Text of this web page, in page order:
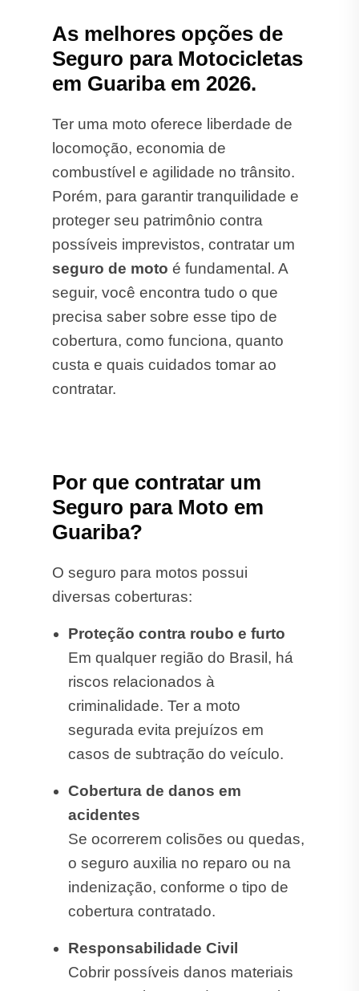
As melhores opções de
Seguro para Motocicletas
em Guariba em 2026.
Ter uma moto oferece liberdade de
locomoção, economia de
combustível e agilidade no trânsito.
Porém, para garantir tranquilidade e
proteger seu patrimônio contra
possíveis imprevistos, contratar um
seguro de moto é fundamental. A
seguir, você encontra tudo o que
precisa saber sobre esse tipo de
cobertura, como funciona, quanto
custa e quais cuidados tomar ao
contratar.
Por que contratar um
Seguro para Moto em
Guariba?
O seguro para motos possui
diversas coberturas:
Proteção contra roubo e furto
Em qualquer região do Brasil, há
riscos relacionados à
criminalidade. Ter a moto
segurada evita prejuízos em
casos de subtração do veículo.
Cobertura de danos em
acidentes
Se ocorrerem colisões ou quedas,
o seguro auxilia no reparo ou na
indenização, conforme o tipo de
cobertura contratado.
Responsabilidade Civil
Cobrir possíveis danos materiais